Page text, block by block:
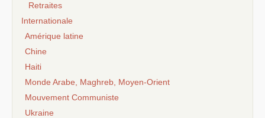
Retraites
Internationale
Amérique latine
Chine
Haiti
Monde Arabe, Maghreb, Moyen-Orient
Mouvement Communiste
Ukraine